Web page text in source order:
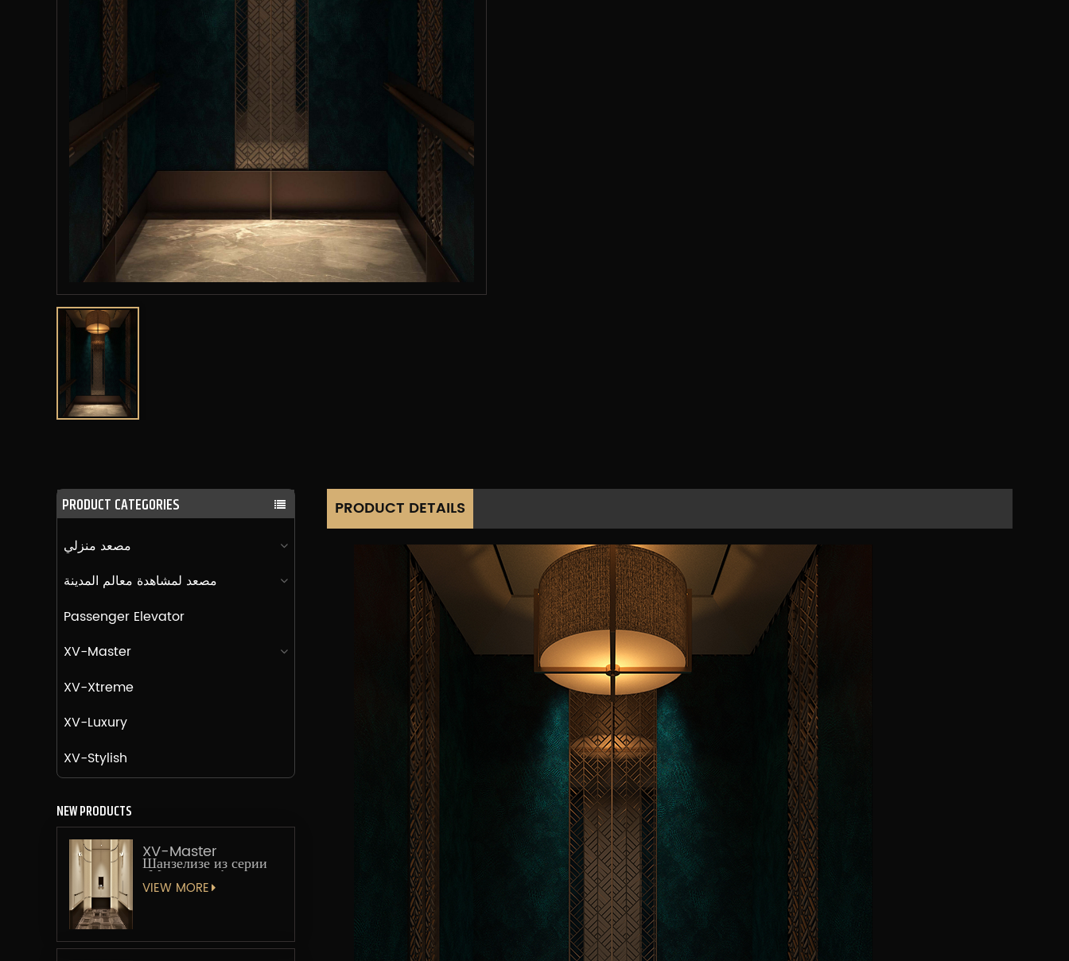
PRODUCT CATEGORIES
مصعد منزلي
مصعد لمشاهدة معالم المدينة
Passenger Elevator
XV-Master
XV-Xtreme
XV-Luxury
XV-Stylish
NEW PRODUCTS
XV-Master
Шанзелизе из серии
«Мастер-лифт»
VIEW MORE
PRODUCT DETAILS